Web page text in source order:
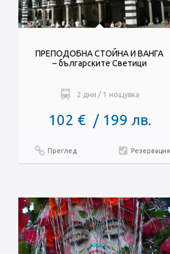
ПРЕПОДОБНА СТОЙНА И ВАНГА
– българските Светици
2 дни / 1 нощувка
102 € / 199 лв.
Преглед Резервация